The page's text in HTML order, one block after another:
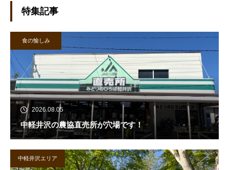
特集記事
食の愉しみ
2026.08.05
中軽井沢の農協直売所が穴場です！
中軽井沢エリア